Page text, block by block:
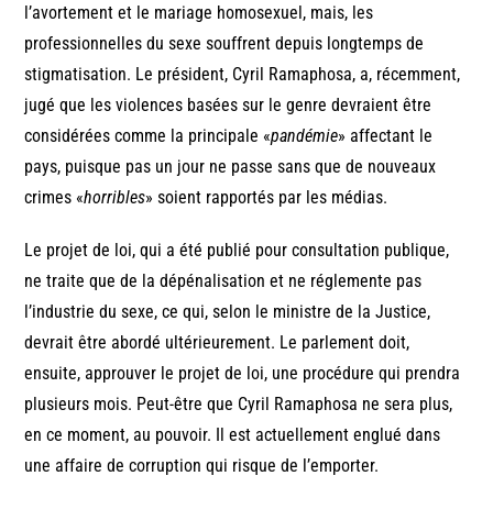
l’avortement et le mariage homosexuel, mais, les
professionnelles du sexe souffrent depuis longtemps de
stigmatisation. Le président, Cyril Ramaphosa, a, récemment,
jugé que les violences basées sur le genre devraient être
considérées comme la principale «pandémie» affectant le
pays, puisque pas un jour ne passe sans que de nouveaux
crimes «horribles» soient rapportés par les médias.
Le projet de loi, qui a été publié pour consultation publique,
ne traite que de la dépénalisation et ne réglemente pas
l’industrie du sexe, ce qui, selon le ministre de la Justice,
devrait être abordé ultérieurement. Le parlement doit,
ensuite, approuver le projet de loi, une procédure qui prendra
plusieurs mois. Peut-être que Cyril Ramaphosa ne sera plus,
en ce moment, au pouvoir. Il est actuellement englué dans
une affaire de corruption qui risque de l’emporter.